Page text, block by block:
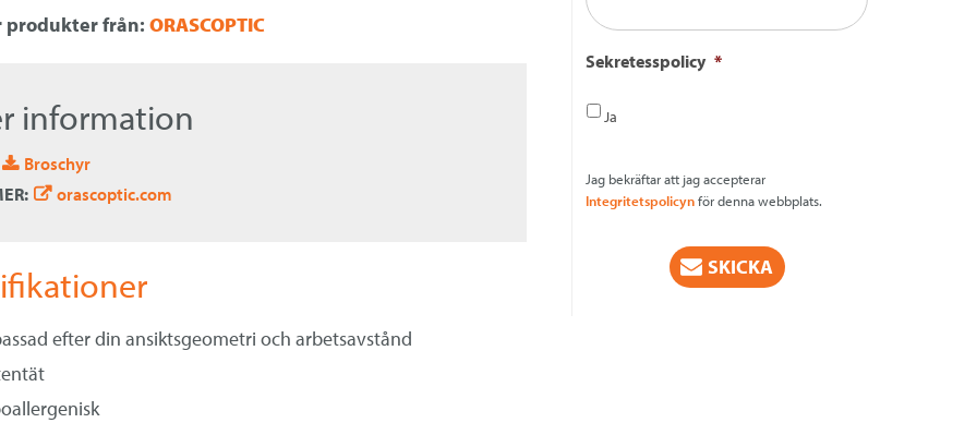
produkter från:ORASCOPTIC
information
Broschyr
orascoptic.com
efter din ansiktsgeometri och arbetsavstånd
Sekretesspolicy *
Ja
Jag bekräftar att jag accepterar
Integritetspolicynför denna webbplats.